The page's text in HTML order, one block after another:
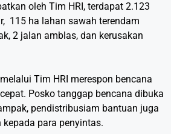
oleh Tim HRI, terdapat 2.123
115 ha lahan sawah terendam
2 jalan amblas, dan kerusakan
Tim HRI merespon bencana
Posko tanggap bencana dibuka
pendistribusiam bantuan juga
para penyintas.